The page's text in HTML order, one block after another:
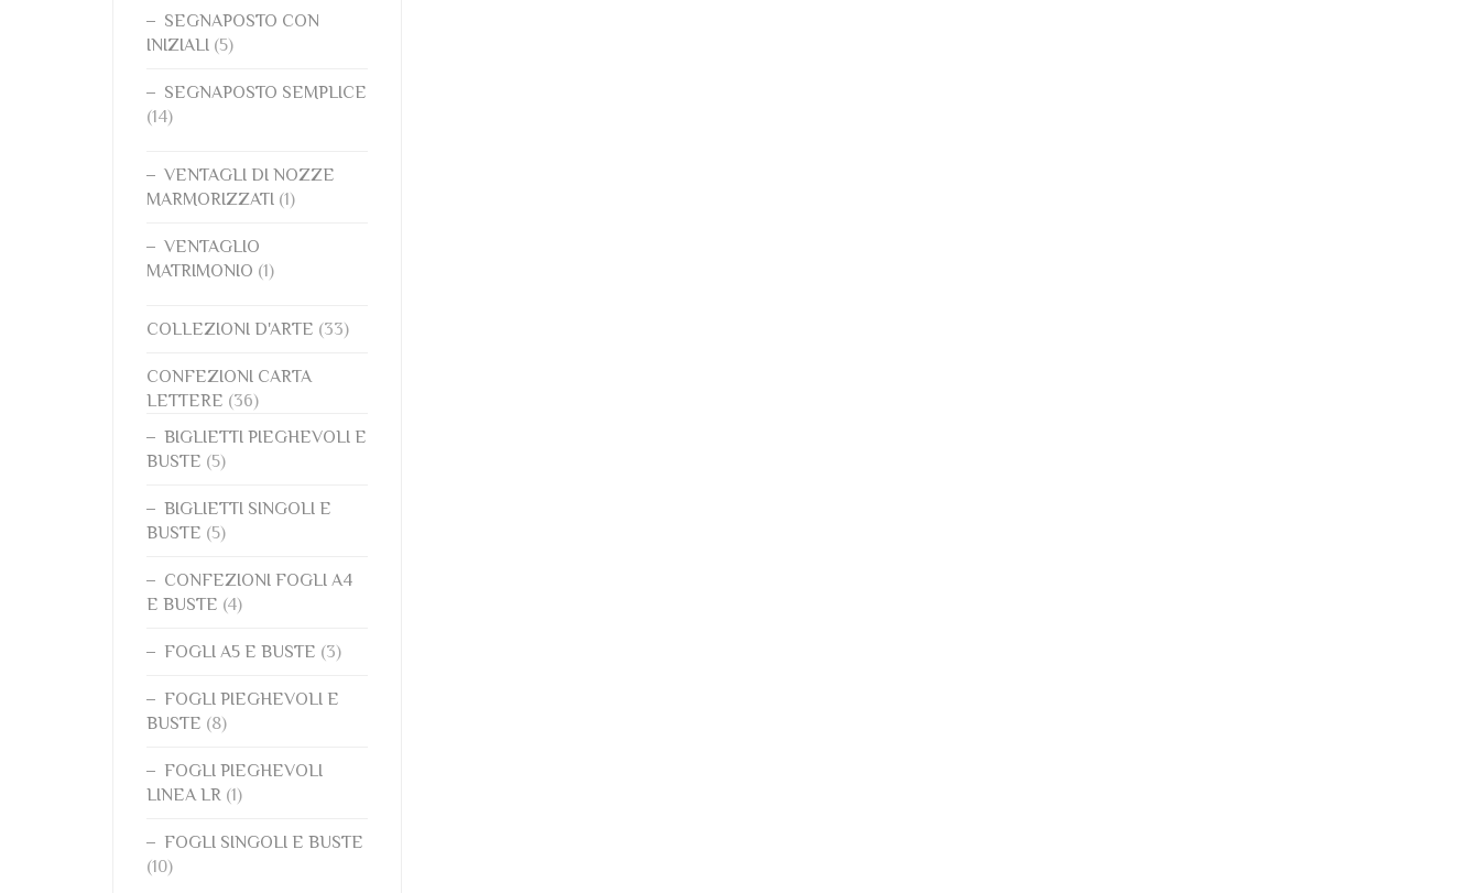
SEGNAPOSTO CON
INIZIALI (5)
SEGNAPOSTO SEMPLICE
(14)
VENTAGLI DI NOZZE
MARMORIZZATI (1)
VENTAGLIO
MATRIMONIO (1)
COLLEZIONI D'ARTE (33)
CONFEZIONI CARTA
LETTERE (36)
BIGLIETTI PIEGHEVOLI E
BUSTE (5)
BIGLIETTI SINGOLI E
BUSTE (5)
CONFEZIONI FOGLI A4
E BUSTE (4)
FOGLI A5 E BUSTE (3)
FOGLI PIEGHEVOLI E
BUSTE (8)
FOGLI PIEGHEVOLI
LINEA LR (1)
FOGLI SINGOLI E BUSTE
(10)